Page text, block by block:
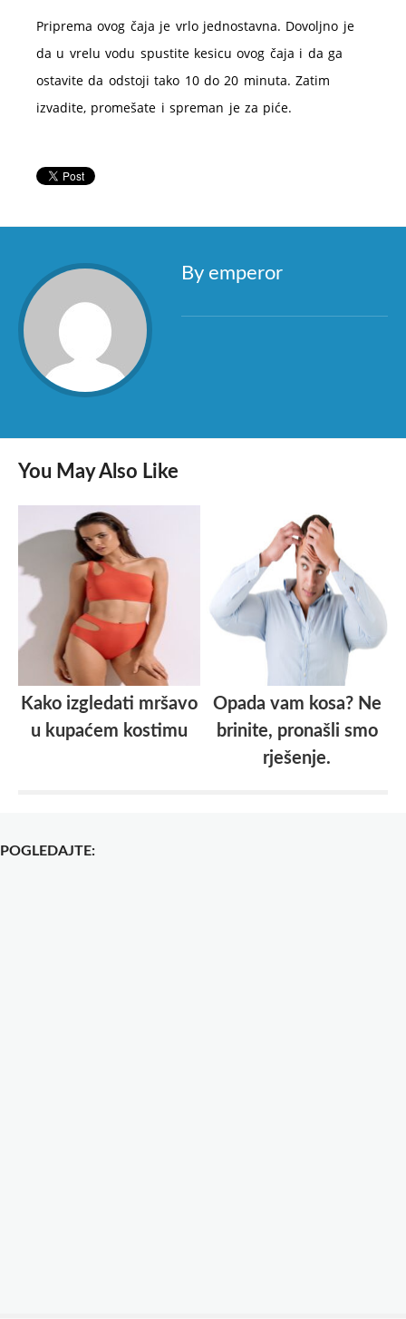
Priprema ovog čaja je vrlo jednostavna. Dovoljno je
da u vrelu vodu spustite kesicu ovog čaja i da ga
ostavite da odstoji tako 10 do 20 minuta. Zatim
izvadite, promešate i spreman je za piće.
By emperor
You May Also Like
Kako izgledati mršavo
u kupaćem kostimu
Opada vam kosa? Ne
brinite, pronašli smo
rješenje.
POGLEDAJTE: